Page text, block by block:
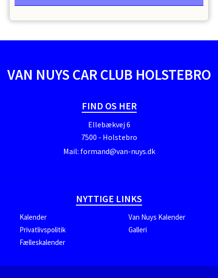
VAN NUYS CAR CLUB HOLSTEBRO
FIND OS HER
Ellebækvej 6
7500 - Holstebro
Mail: formand@van-nuys.dk
NYTTIGE LINKS
Kalender
Van Nuys Kalender
Privatlivspolitik
Galleri
Fælleskalender